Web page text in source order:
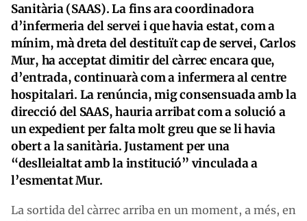
Sanitària (SAAS). La fins ara coordinadora
d’infermeria del servei i que havia estat, com a
mínim, mà dreta del destituït cap de servei, Carlos
Mur, ha acceptat dimitir del càrrec encara que,
d’entrada, continuarà com a infermera al centre
hospitalari. La renúncia, mig consensuada amb la
direcció del SAAS, hauria arribat com a solució a
un expedient per falta molt greu que se li havia
obert a la sanitària. Justament per una
“deslleialtat amb la institució” vinculada a
l’esmentat Mur.
La sortida del càrrec arriba en un moment, a més, en